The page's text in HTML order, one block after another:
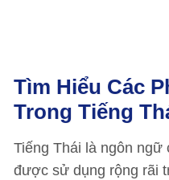
Tìm Hiểu Các
Trong Tiếng
Tiếng Thái là ngôn
được sử dụng rộng rãi